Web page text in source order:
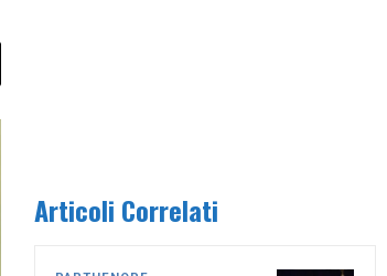
Articoli Correlati